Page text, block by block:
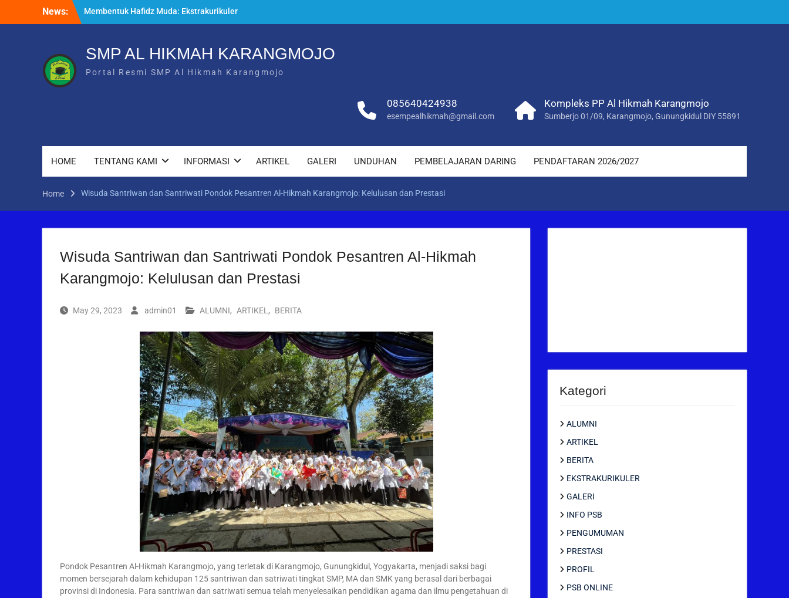
News:
Tahfidz di SMP Al Hikmah Karangmojo
Outing Class Santri Putri di Water Byur
SMP AL HIKMAH KARANGMOJO
Portal Resmi SMP Al Hikmah Karangmojo
085640424938
esempealhikmah@gmail.com
Kompleks PP Al Hikmah Karangmojo
Sumberjo 01/09, Karangmojo, Gunungkidul DIY 55891
HOME TENTANG KAMI INFORMASI ARTIKEL GALERI UNDUHAN PEMBELAJARAN DARING PENDAFTARAN 2026/2027
Home Wisuda Santriwan dan Santriwati Pondok Pesantren Al-Hikmah Karangmojo: Kelulusan dan Prestasi
Wisuda Santriwan dan Santriwati Pondok Pesantren Al-Hikmah
Karangmojo: Kelulusan dan Prestasi
May 29, 2023 admin01 ALUMNI, ARTIKEL , BERITA
Pondok Pesantren Al-Hikmah Karangmojo, yang terletak di Karangmojo, Gunungkidul, Yogyakarta, menjadi saksi bagi
momen bersejarah dalam kehidupan 125 santriwan dan satriwati tingkat SMP, MA dan SMK yang berasal dari berbagai
provinsi di Indonesia. Para santriwan dan satriwati semua telah menyelesaikan pendidikan agama dan ilmu pengetahuan di
Kategori
ALUMNI
ARTIKEL
BERITA
EKSTRAKURIKULER
GALERI
INFO PSB
PENGUMUMAN
PRESTASI
PROFIL
PSB ONLINE